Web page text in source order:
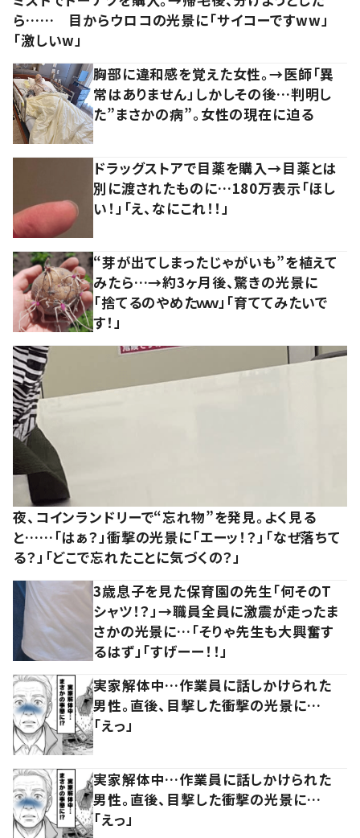
ら…… 目からウロコの光景に「サイコーですww」
「激しいw」
胸部に違和感を覚えた女性。→医師「異
常はありません」しかしその後…判明し
た”まさかの病”。女性の現在に迫る
ドラッグストアで目薬を購入→目薬とは
別に渡されたものに…180万表示「ほし
い！」「え、なにこれ！！」
“芽が出てしまったじゃがいも”を植えて
みたら…→約3ヶ月後、驚きの光景に
「捨てるのやめたｗｗ」「育ててみたいで
す！」
夜、コインランドリーで“忘れ物”を発見。よく見る
と……「はぁ？」衝撃の光景に「エーッ！？」「なぜ落ちて
る？」「どこで忘れたことに気づくの？」
3歳息子を見た保育園の先生「何そのT
シャツ！？」→職員全員に激震が走ったま
さかの光景に…「そりゃ先生も大興奮す
るはず」「すげーー！！」
実家解体中…作業員に話しかけられた
男性。直後、目撃した衝撃の光景に…
「えっ」
実家解体中…作業員に話しかけられた
男性。直後、目撃した衝撃の光景に…
「えっ」